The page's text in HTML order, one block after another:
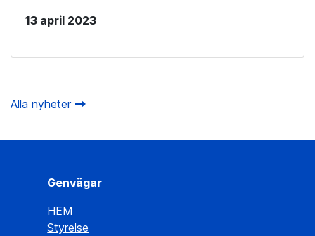
13 april 2023
Alla nyheter
Genvägar
HEM
Styrelse